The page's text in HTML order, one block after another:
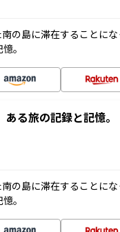
の島に滞在することに
。
ある旅の記録と記憶
の島に滞在することに
。